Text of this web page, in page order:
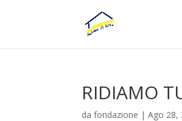
RIDIAMO
dafondazione |Ago 28,